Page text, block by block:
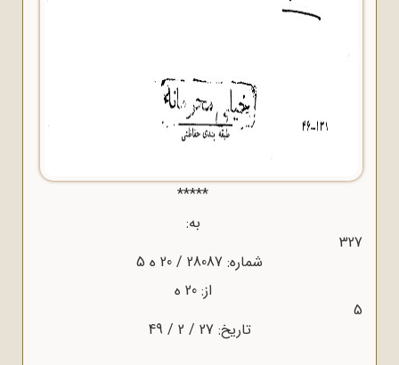
*****
به:
327
شماره: 28087 / 20 ه‌ 5
از: 20 ه‌
5
تاریخ: 27 / 2 / 49